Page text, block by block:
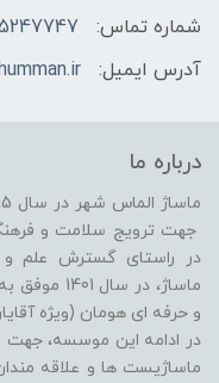
شماره تماس:
آدرس ایمیل:
درباره ما
جهت ترویج سلامت و
در راستای گسترش علم و
ماساژ، در
و حرفه ای هومان (ویژه
در ادامه این موسسه، جهت
ماساژیست ها و علاقه